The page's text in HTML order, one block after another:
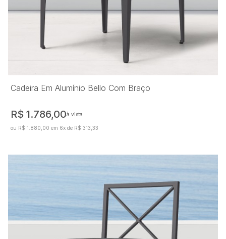
Cadeira Em Alumínio Bello Com Braço
R$ 1.786,00à vista
ou R$ 1.880,00 em 6x de R$ 313,33